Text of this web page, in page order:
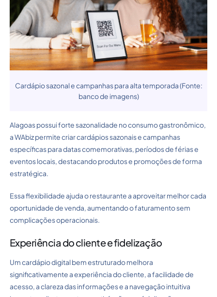
Cardápio sazonal e campanhas para alta temporada (Fonte:
banco de imagens)
Alagoas possui forte sazonalidade no consumo gastronômico,
a WAbiz permite criar cardápios sazonais e campanhas
específicas para datas comemorativas, períodos de férias e
eventos locais, destacando produtos e promoções de forma
estratégica.
Essa flexibilidade ajuda o restaurante a aproveitar melhor cada
oportunidade de venda, aumentando o faturamento sem
complicações operacionais.
Experiência do cliente e fidelização
Um cardápio digital bem estruturado melhora
significativamente a experiência do cliente, a facilidade de
acesso, a clareza das informações e a navegação intuitiva